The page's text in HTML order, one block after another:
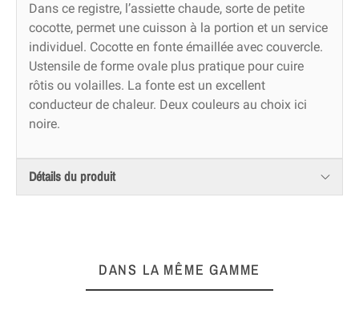
Dans ce registre, l’assiette chaude, sorte de petite
cocotte, permet une cuisson à la portion et un service
individuel. Cocotte en fonte émaillée avec couvercle.
Ustensile de forme ovale plus pratique pour cuire
rôtis ou volailles. La fonte est un excellent
conducteur de chaleur. Deux couleurs au choix ici
noire.
Détails du produit
DANS LA MÊME GAMME